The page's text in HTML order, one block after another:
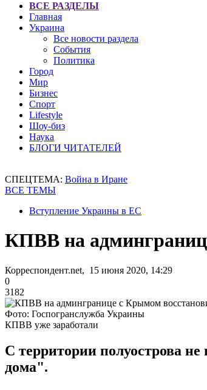
ВСЕ РАЗДЕЛЫ
Главная
Украина
Все новости раздела
События
Политика
Город
Мир
Бизнес
Спорт
Lifestyle
Шоу-биз
Наука
БЛОГИ ЧИТАТЕЛЕЙ
СПЕЦТЕМА: Война в Иране
ВСЕ ТЕМЫ
Вступление Украины в ЕС
КПВВ на
Корреспондент.net, 15 июня 2020, 14:29
0
3182
Фото: Госпогранслужба Украины
КПВВ уже заработали
С территории полуострова
дома".